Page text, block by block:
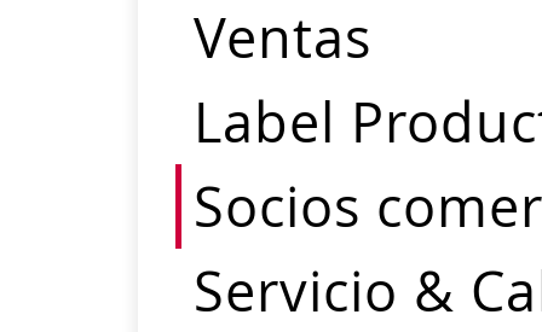
Ventas
Label
Socios
Servicio &